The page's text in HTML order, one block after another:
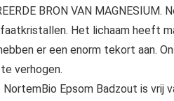
BRON VAN
Het lichaam heeft
er een enorm tekort aan.
verhogen.
NortemBio Epsom Badzout is